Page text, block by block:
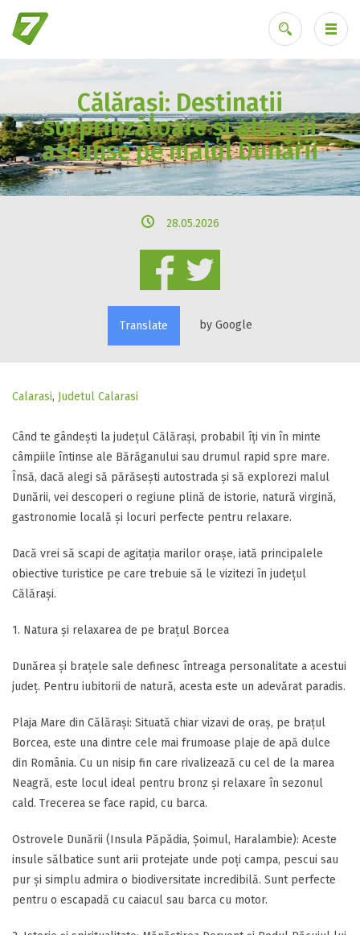
Ai uitat parola?
Călărași: Destinații
surprinzătoare și atracții
ascunse pe malul Dunării
28.05.2026
Translate by Google
Calarasi, Judetul Calarasi
Când te gândești la județul Călărași, probabil îți vin în minte
câmpiile întinse ale Bărăganului sau drumul rapid spre mare.
Însă, dacă alegi să părăsești autostrada și să explorezi malul
Dunării, vei descoperi o regiune plină de istorie, natură virgină,
gastronomie locală și locuri perfecte pentru relaxare.
​Dacă vrei să scapi de agitația marilor orașe, iată principalele
obiective turistice pe care trebuie să le vizitezi în județul
Călărași.
​1. Natura și relaxarea de pe brațul Borcea
​Dunărea și brațele sale definesc întreaga personalitate a acestui
județ. Pentru iubitorii de natură, acesta este un adevărat paradis.
​Plaja Mare din Călărași: Situată chiar vizavi de oraș, pe brațul
Borcea, este una dintre cele mai frumoase plaje de apă dulce
din România. Cu un nisip fin care rivalizează cu cel de la marea
Neagră, este locul ideal pentru bronz și relaxare în sezonul
cald. Trecerea se face rapid, cu barca.
​Ostrovele Dunării (Insula Păpădia, Șoimul, Haralambie): Aceste
insule sălbatice sunt arii protejate unde poți campa, pescui sau
pur și simplu admira o biodiversitate incredibilă. Sunt perfecte
pentru o escapadă cu caiacul sau barca cu motor.